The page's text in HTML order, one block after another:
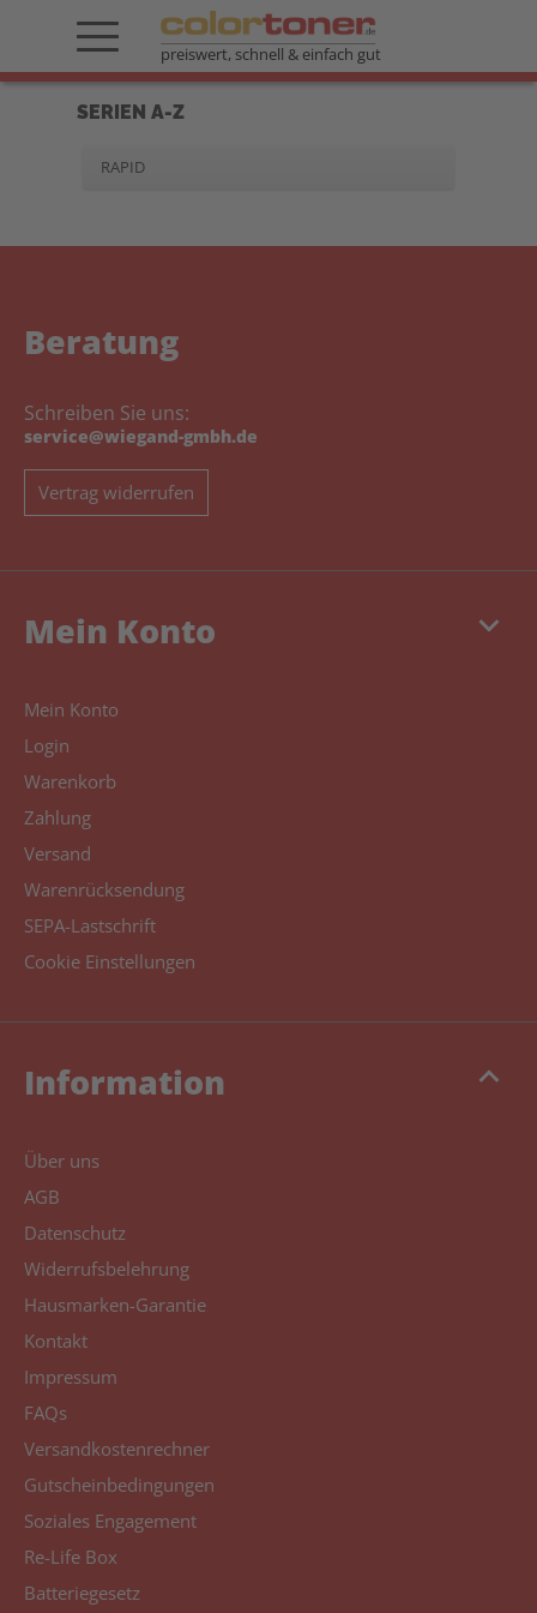
preiswert, schnell & einfach gut
SERIEN A-Z
RAPID
Beratung
Schreiben Sie uns:
service@wiegand-gmbh.de
Vertrag widerrufen
keyboard_arrow_down
Mein Konto
Mein Konto
Login
Warenkorb
Zahlung
Versand
Warenrücksendung
SEPA-Lastschrift
Cookie Einstellungen
keyboard_arrow_up
Information
Über uns
AGB
Datenschutz
Widerrufsbelehrung
Hausmarken-Garantie
Kontakt
Impressum
FAQs
Versandkostenrechner
Gutscheinbedingungen
Soziales Engagement
Re-Life Box
Batteriegesetz